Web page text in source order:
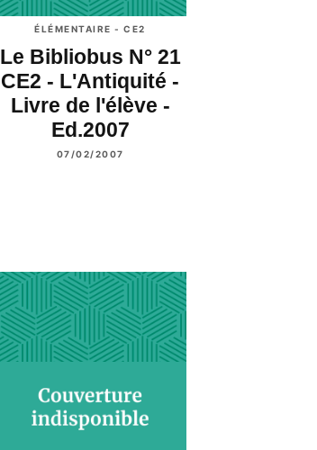
ÉLÉMENTAIRE - CE2
Le Bibliobus N° 21
CE2 - L'Antiquité -
Livre de l'élève -
Ed.2007
07/02/2007